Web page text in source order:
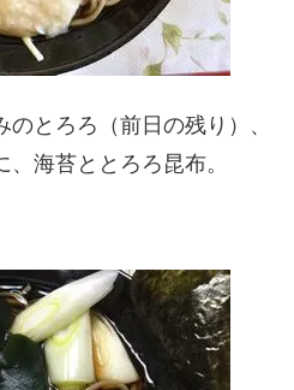
とろろ（前日の残り）、
海苔ととろろ昆布。